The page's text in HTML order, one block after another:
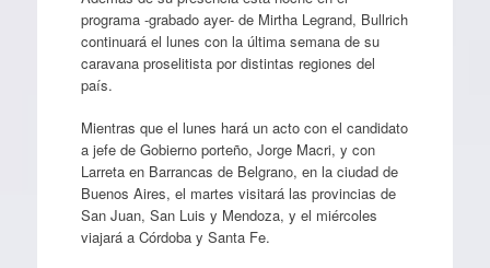
programa -grabado ayer- de Mirtha Legrand, Bullrich
continuará el lunes con la última semana de su
caravana proselitista por distintas regiones del
país.
Mientras que el lunes hará un acto con el candidato
a jefe de Gobierno porteño, Jorge Macri, y con
Larreta en Barrancas de Belgrano, en la ciudad de
Buenos Aires, el martes visitará las provincias de
San Juan, San Luis y Mendoza, y el miércoles
viajará a Córdoba y Santa Fe.